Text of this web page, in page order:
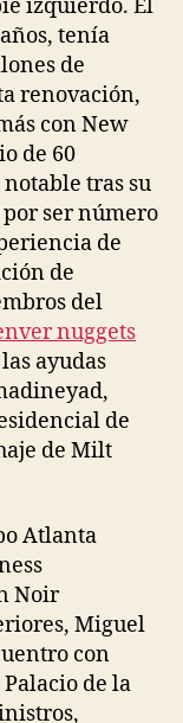
izquierdo. El
tenía
de
renovación,
con New
de 60
tras su
ser número
de
de
del
nuggets
ayudas
de
de Milt
Miguel
con
de la